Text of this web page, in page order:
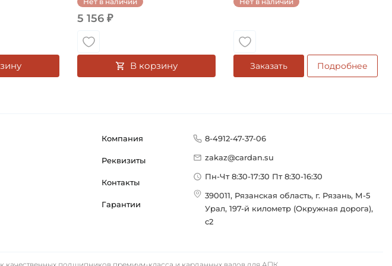
5 156 ₽
В корзину Заказать Подробнее
Компания
Реквизиты
Контакты
Гарантии
8-4912-47-37-06
zakaz@cardan.su
Пн-Чт 8:30-17:30 Пт 8:30-16:30
390011, Рязанская область, г. Рязань, М-5
Урал, 197-й километр (Окружная дорога),
с2